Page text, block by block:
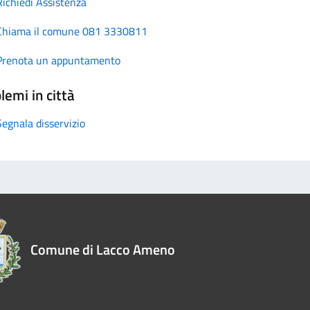
il comune 081 3330811
un appuntamento
in città
disservizio
Comune di Lacco Ameno